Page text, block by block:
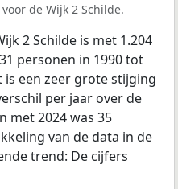
voor de Wijk 2 Schilde.
2 Schilde is met 1.204
personen in 1990 tot
is een zeer grote stijging
per jaar over de
met 2024 was 35
van de data in de
trend: De cijfers